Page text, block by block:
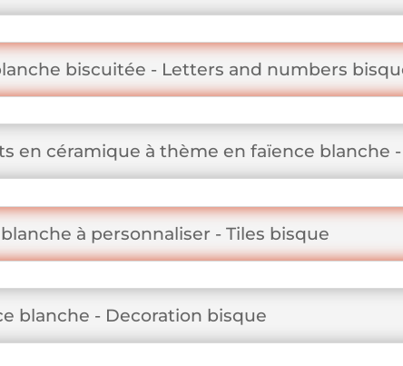
biscuitée - Letters and numbers
en céramique à thème en faïence blanche
à personnaliser - Tiles bisque
blanche - Decoration bisque